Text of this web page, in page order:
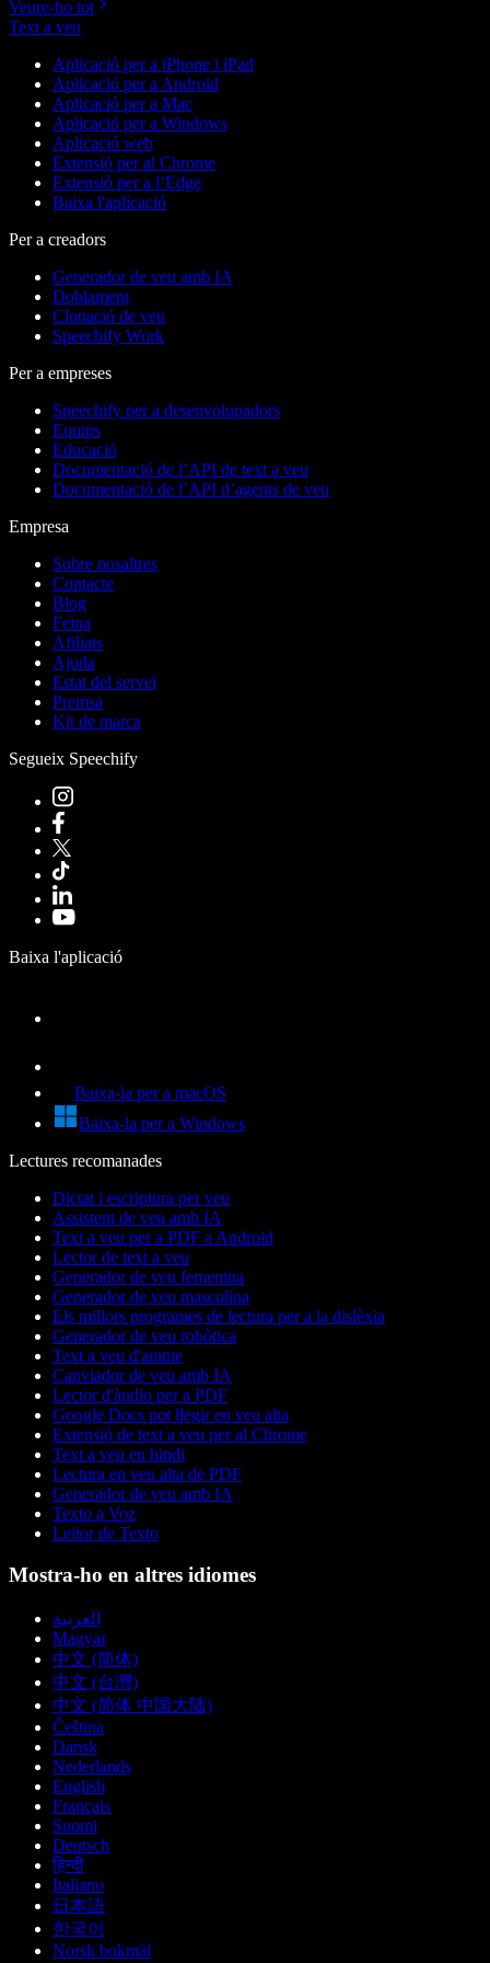
Veure-ho tot
Text a veu
Aplicació per a iPhone i iPad
Aplicació per a Android
Aplicació per a Mac
Aplicació per a Windows
Aplicació web
Extensió per al Chrome
Extensió per a l’Edge
Baixa l'aplicació
Per a creadors
Generador de veu amb IA
Doblament
Clonació de veu
Speechify Work
Per a empreses
Speechify per a desenvolupadors
Equips
Educació
Documentació de l’API de text a veu
Documentació de l’API d’agents de veu
Empresa
Sobre nosaltres
Contacte
Blog
Feina
Afiliats
Ajuda
Estat del servei
Premsa
Kit de marca
Segueix Speechify
Baixa l'aplicació
Baixa-la per a macOS
Baixa-la per a Windows
Lectures recomanades
Dictat i escriptura per veu
Assistent de veu amb IA
Text a veu per a PDF a Android
Lector de text a veu
Generador de veu femenina
Generador de veu masculina
Els millors programes de lectura per a la dislèxia
Generador de veu robòtica
Text a veu d'anime
Canviador de veu amb IA
Lector d'àudio per a PDF
Google Docs pot llegir en veu alta
Extensió de text a veu per al Chrome
Text a veu en hindi
Lectura en veu alta de PDF
Generador de veu amb IA
Texto a Voz
Leitor de Texto
Mostra-ho en altres idiomes
العربية
Magyar
中文 (简体)
中文 (台灣)
中文 (简体 中国大陆)
Čeština
Dansk
Nederlands
English
Français
Suomi
Deutsch
हिन्दी
Italiano
日本語
한국어
Norsk bokmål